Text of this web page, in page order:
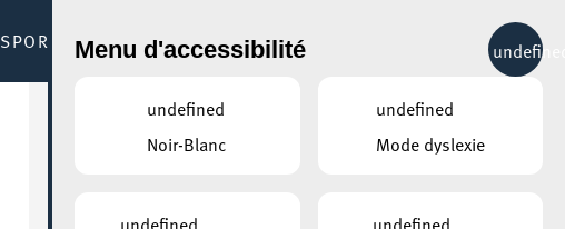
SPORT & RÉCRÉATION MOBILITÉ
ÉVÉNEMENTS CONTINUS
24°C
Menu d'accessibilité
undefined
Noir-Blanc
undefined
Mode dyslexie
undefined
undefined